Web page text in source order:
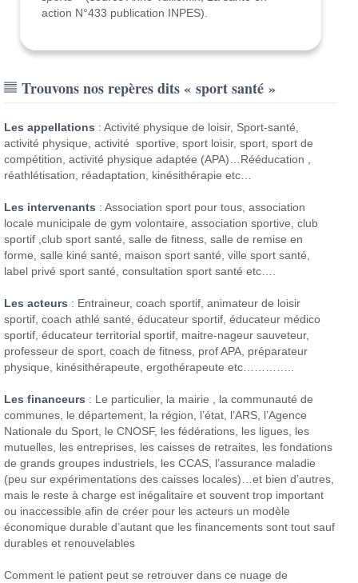
action N°433 publication INPES).
Trouvons nos repères dits « sport santé »
Les appellations : Activité physique de loisir, Sport-santé,
activité physique, activité sportive, sport loisir, sport, sport de
compétition, activité physique adaptée (APA)…Rééducation ,
réathlétisation, réadaptation, kinésithérapie etc…
Les intervenants : Association sport pour tous, association
locale municipale de gym volontaire, association sportive, club
sportif ,club sport santé, salle de fitness, salle de remise en
forme, salle kiné santé, maison sport santé, ville sport santé,
label privé sport santé, consultation sport santé etc….
Les acteurs : Entraineur, coach sportif, animateur de loisir
sportif, coach athlé santé, éducateur sportif, éducateur médico
sportif, éducateur territorial sportif, maitre-nageur sauveteur,
professeur de sport, coach de fitness, prof APA, préparateur
physique, kinésithérapeute, ergothérapeute etc…………..
Les financeurs : Le particulier, la mairie , la communauté de
communes, le département, la région, l’état, l’ARS, l’Agence
Nationale du Sport, le CNOSF, les fédérations, les ligues, les
mutuelles, les entreprises, les caisses de retraites, les fondations
de grands groupes industriels, les CCAS, l’assurance maladie
(peu sur expérimentations des caisses locales)…et bien d’autres,
mais le reste à charge est inégalitaire et souvent trop important
ou inaccessible afin de créer pour les acteurs un modèle
économique durable d’autant que les financements sont tout sauf
durables et renouvelables
Comment le patient peut se retrouver dans ce nuage de